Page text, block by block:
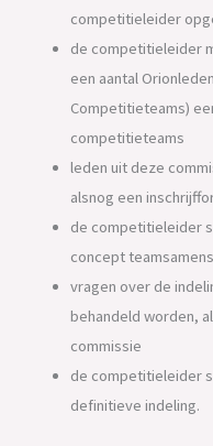
competitieleider
de competitieleider
een aantal
Competitieteams)
competitieteams
leden uit deze
alsnog een
de competitieleider
concept
vragen over de
behandeld worden,
commissie
de competitieleider
definitieve indeling.